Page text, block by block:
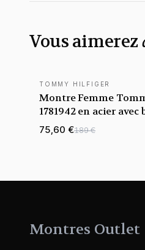
Vous aimerez
TOMMY HILFIGER
Montre Femme
1781942 en acier avec
maille milanaise
75,60 €189 €
Montres Outlet